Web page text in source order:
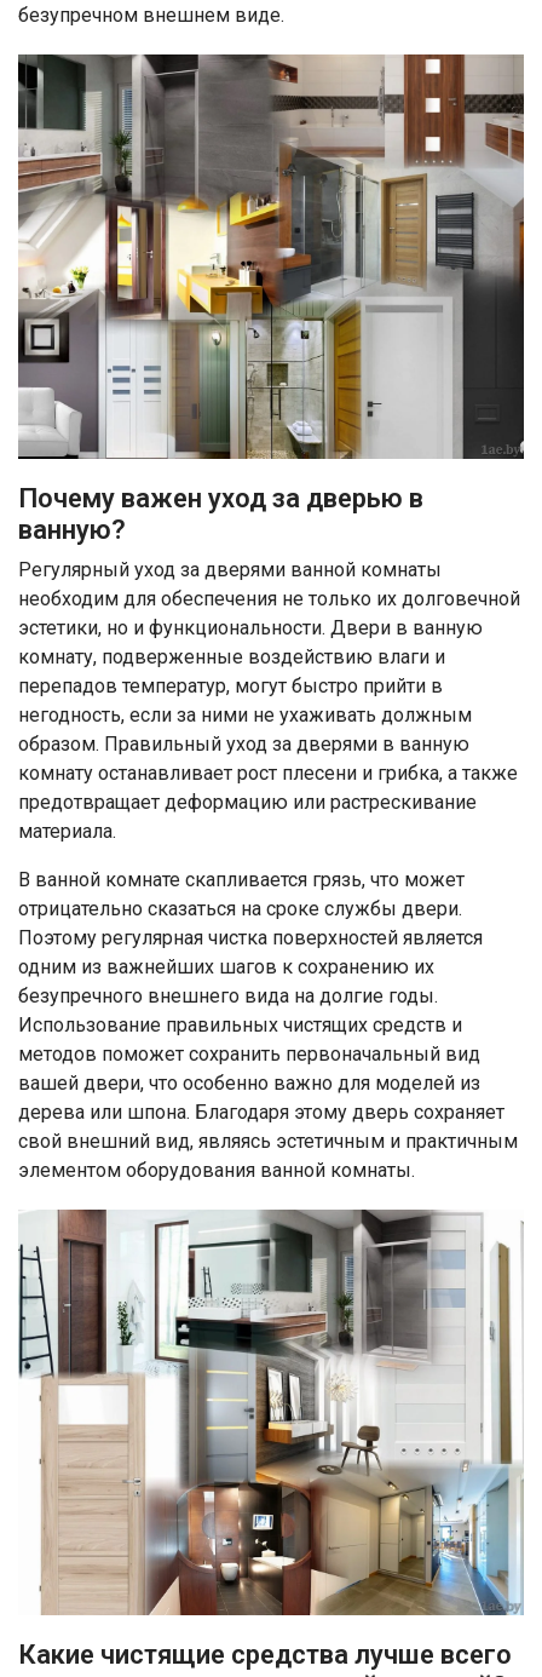
безупречном внешнем виде.
Почему важен уход за дверью в
ванную?
Регулярный уход за дверями ванной комнаты
необходим для обеспечения не только их долговечной
эстетики, но и функциональности. Двери в ванную
комнату, подверженные воздействию влаги и
перепадов температур, могут быстро прийти в
негодность, если за ними не ухаживать должным
образом. Правильный уход за дверями в ванную
комнату останавливает рост плесени и грибка, а также
предотвращает деформацию или растрескивание
материала.
В ванной комнате скапливается грязь, что может
отрицательно сказаться на сроке службы двери.
Поэтому регулярная чистка поверхностей является
одним из важнейших шагов к сохранению их
безупречного внешнего вида на долгие годы.
Использование правильных чистящих средств и
методов поможет сохранить первоначальный вид
вашей двери, что особенно важно для моделей из
дерева или шпона. Благодаря этому дверь сохраняет
свой внешний вид, являясь эстетичным и практичным
элементом оборудования ванной комнаты.
Какие чистящие средства лучше всего